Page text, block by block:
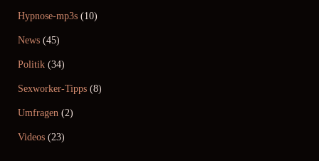
Hypnose-mp3s (10)
News (45)
Politik (34)
Sexworker-Tipps (8)
Umfragen (2)
Videos (23)